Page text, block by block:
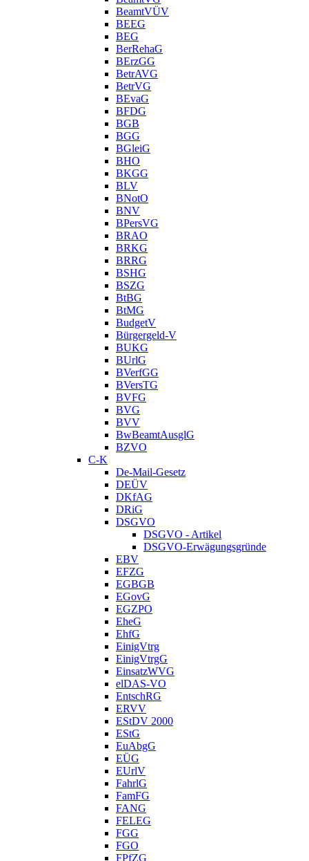
BeamtVÜV
BEEG
BEG
BerRehaG
BErzGG
BetrAVG
BetrVG
BEvaG
BFDG
BGB
BGG
BGleiG
BHO
BKGG
BLV
BNotO
BNV
BPersVG
BRAO
BRKG
BRRG
BSHG
BSZG
BtBG
BtMG
BudgetV
Bürgergeld-V
BUKG
BUrlG
BVerfGG
BVersTG
BVFG
BVG
BVV
BwBeamtAusglG
BZVO
C-K
De-Mail-Gesetz
DEÜV
DKfAG
DRiG
DSGVO
DSGVO - Artikel
DSGVO-Erwägungsgründe
EBV
EFZG
EGBGB
EGovG
EGZPO
EheG
EhfG
EinigVtrg
EinigVtrgG
EinsatzWVG
elDAS-VO
EntschRG
ERVV
EStDV 2000
EStG
EuAbgG
EÜG
EUrlV
FahrlG
FamFG
FANG
FELEG
FGG
FGO
FPfZG